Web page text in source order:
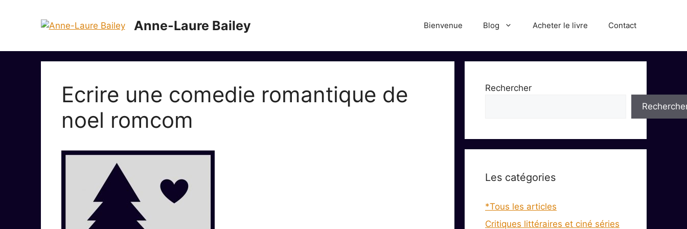
Anne-Laure Bailey Bienvenue Blog Acheter le livre Contact
Ecrire une comedie romantique de
noel romcom
Rechercher
Les catégories
*Tous les articles
Critiques littéraires et ciné séries